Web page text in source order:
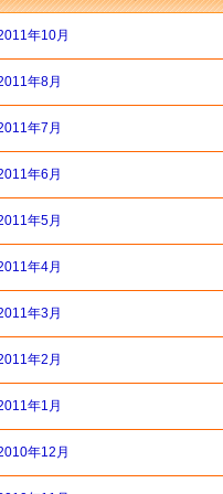
年10月
年8月
年7月
年6月
年5月
年4月
年3月
年2月
年1月
年12月